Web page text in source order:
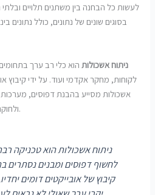
לעשות כל הבחנה בין משתנים תלויים ובלתי
בסוגים שונים של נתונים, כולל נתונים
ניתוח אשכולותהוא כלי רב ערך
לקוחות, מחקר אקדמי ועוד. על ידי קיבוץ
אשכולות מסייע בהבנת דפוסים,
ולחוקרים לקבל החלטות מונחות נתונים.
לחשוף דפוסים ומבנים נסתרים
קיבוץ של אובייקטים דומים